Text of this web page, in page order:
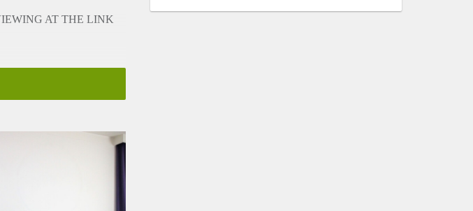
AT THE LINK
is great. Most of the time
Zuid to relax and sleep.
)